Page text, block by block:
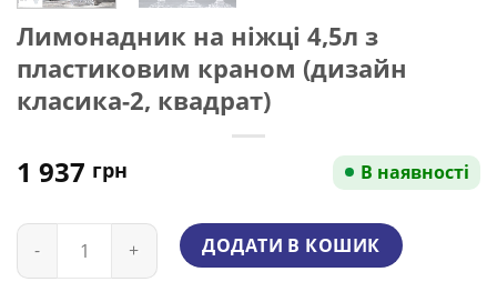
Лимонадник на ніжці 4,5л з
пластиковим краном (дизайн
класика-2, квадрат)
1 937 грн В наявності
Кількість ДОДАТИ В КОШИК